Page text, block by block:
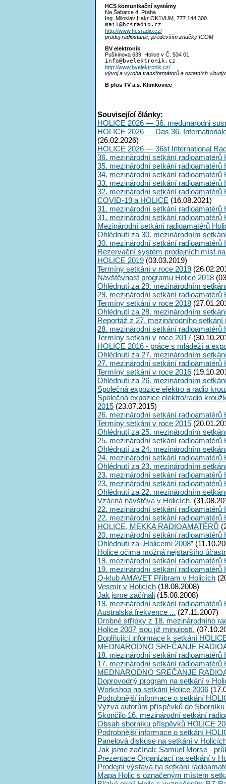
HCS komunikační systémy
Na Šabatce 4, Praha
Ing. Miloslav Hakr OK1VUM, 777 144 300
mail@hcsradio.cz
http://www.hcsradio.cz/
prodej radiostanic, především značky ICOM
BV elektronik
Puškinova 639, Holice v Č. 534 01
info@bvelektronik.cz
http://www.bvelektronik.cz/
vývoj a výroba transformátorů a ostatních
B plus TV a.s. Klimkovice
Související články:
HOLICE 2026 — 36. međunarodni
HOLICE 2026 — Das 36.
(26.02.2026)
HOLICE 2026 — 36st International
36. mezinárodní setkání radioamatérů
35. mezinárodní setkání radioamatérů
34. mezinárodní setkání radioamatérů
33. mezinárodní setkání radioamatérů
32. mezinárodní setkání radioamatérů
COVID-19 a HOLICE (16.08.2021)
31. mezinárodní setkání radioamatérů
31. mezinárodní setkání radioamatérů
Mezinárodní setkání radioamatérů
Ohlédnutí za 30. mezinárodním
30. mezinárodní setkání radioamatérů
Rezervační systém prodejních míst
HOLICE 2019 (03.03.2019)
Termíny setkání v roce 2019
Návštěvnost programu Holice 2018
Ohlédnutí za 29. mezinárodním
29. mezinárodní setkání radioamatérů
Termíny setkání v roce 2018
Ohlédnutí za 28. mezinárodním
Reportáž z 27. mezinárodního setkání
28. mezinárodní setkání radioamatérů
Termíny setkání v roce 2017
HOLICE 2016 - práce s mládeží a
Ohlédnutí za 27. mezinárodním
27. mezinárodní setkání radioamatérů
Termíny setkání v roce 2016
Ohlédnutí za 26. mezinárodním
Společná expozice elektro a radio
Společná expozice elektro/radio
2015 (23.07.2015)
26. mezinárodní setkání radioamatérů
Termíny setkání v roce 2015
Ohlédnutí za 25. mezinárodním
25. mezinárodní setkání radioamatérů
Ohlédnutí za 24. mezinárodním
24. mezinárodní setkání radioamatérů
Ohlédnutí za 23. mezinárodním
23. mezinárodní setkání
23. mezinárodní setkání radioamatérů
Ohlédnutí za 22. mezinárodním
Vzácná návštěva v Holicích.
22. mezinárodní setkání
22. mezinárodní setkání radioamatérů
HOLICE, MEKKA RADIOAMATÉRŮ
20. mezinárodní setkání radioamatérů
Ohlédnutí za „Holicemi 2008”
Holice očima možná nejstaršího
19. mezinárodní setkání radioamatérů
19. mezinárodní setkání
Q-klub AMAVET Příbram v Holicích
Vesmír v Holicích (18.08.2008)
Jak jsme začínali (15.08.2008)
19. mezinárodní setkání
Australská frekvence ... (27.11.2007)
Drobné střípky z 18. mezinárodního
Holice 2007 jsou již minulostí.
Doplňující informace k setkání
MEDNARODNO SREČANJE
18. mezinárodní setkání radioamatérů
17. mezinárodní setkání radioamatérů
MEDNARODNO SREČANJE
Doprovodný program na setkání v
Workshop na setkání Holice 2006
Podrobnější informace o setkání
Výzva autorům příspěvků do
Skončilo 16. mezinárodní setkání
Obsah sborníku příspěvků HOLICE
Podrobnější informace o setkání
Panelová diskuse na setkání v
Jak jsme začínali: Samuel Morse -
Prezentace Organizací na setkání v
Prodejní výstava na setkání
Mapa Holic s označeným místem